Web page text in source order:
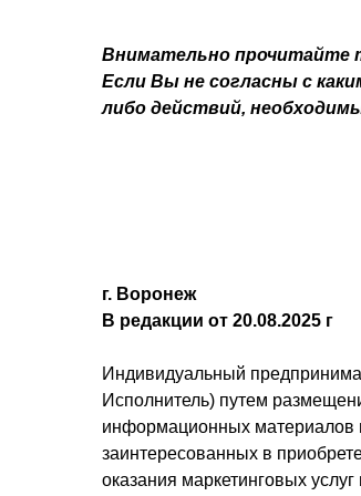
Внимательно
Если Вы не согласны с
либо действий,
г. Воронеж
В редакции от 20.08.2025 г
Индивидуальный
Исполнитель) путем
информационных материалов
заинтересованных в
оказания маркетинговых